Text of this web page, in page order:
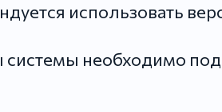
использовать
необходимо